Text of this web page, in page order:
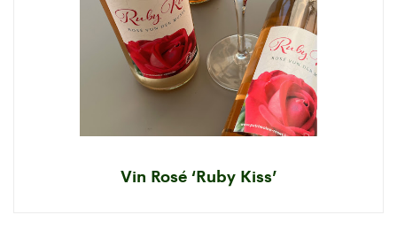
Vin Rosé ‘Ruby Kiss’